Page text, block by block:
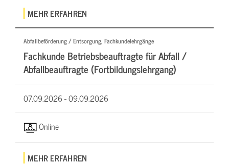
MEHR ERFAHREN
Abfallbeförderung / Entsorgung, Fachkundelehrgänge
Fachkunde Betriebsbeauftragte für Abfall /
Abfallbeauftragte (Fortbildungslehrgang)
07.09.2026 -09.09.2026
Online
MEHR ERFAHREN